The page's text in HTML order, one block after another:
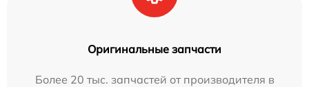
Оригинальные запчасти
Более 20 тыс. запчастей от производителя в